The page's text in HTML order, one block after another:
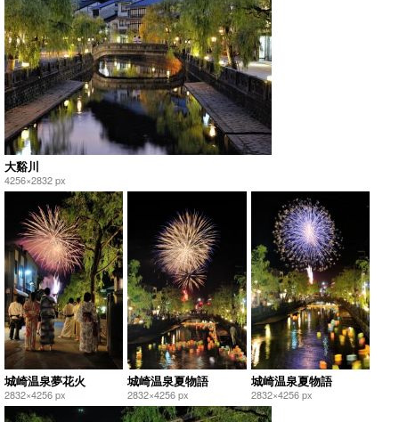
大谿川
4256×2832 px
城崎温泉夢花火
2832×4256 px
城崎温泉夏物語
2832×4256 px
城崎温泉夏物語
2832×4256 px